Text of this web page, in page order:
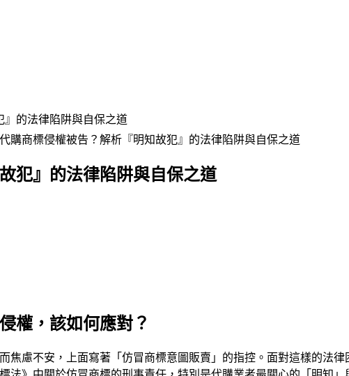
』的法律陷阱與自保之道
代購商標侵權被告？解析『明知故犯』的法律陷阱與自保之道
犯』的法律陷阱與自保之道
權，該如何應對？
焦慮不安，上面寫著「仿冒商標意圖販賣」的指控。面對這樣的法